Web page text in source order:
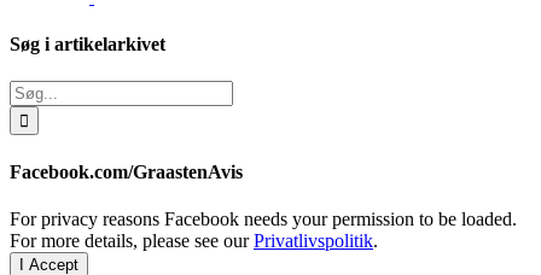
Søg i artikelarkivet
Søg
efter:
Facebook.com/GraastenAvis
For privacy reasons Facebook needs your permission to be loaded.
For more details, please see ourPrivatlivspolitik.
I Accept